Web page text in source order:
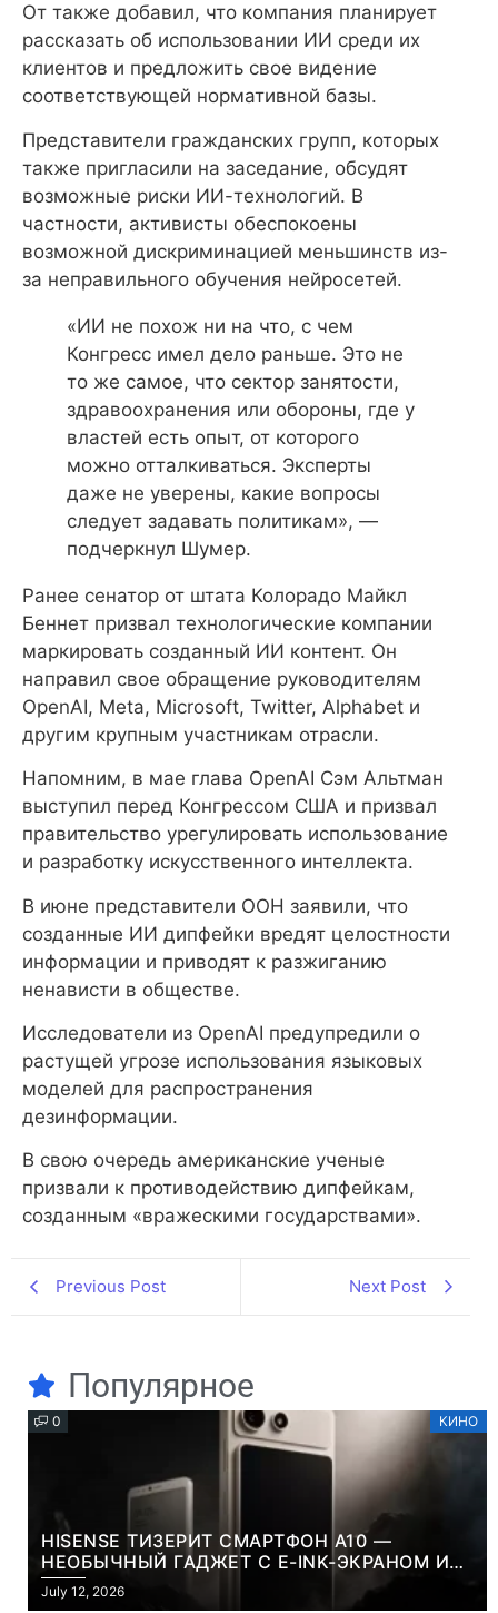
От также добавил, что компания планирует
рассказать об использовании ИИ среди их
клиентов и предложить свое видение
соответствующей нормативной базы.
Представители гражданских групп, которых
также пригласили на заседание, обсудят
возможные риски ИИ-технологий. В
частности, активисты обеспокоены
возможной дискриминацией меньшинств из-
за неправильного обучения нейросетей.
«ИИ не похож ни на что, с чем
Конгресс имел дело раньше. Это не
то же самое, что сектор занятости,
здравоохранения или обороны, где у
властей есть опыт, от которого
можно отталкиваться. Эксперты
даже не уверены, какие вопросы
следует задавать политикам», —
подчеркнул Шумер.
Ранее сенатор от штата Колорадо Майкл
Беннет призвал технологические компании
маркировать созданный ИИ контент. Он
направил свое обращение руководителям
OpenAI, Meta, Microsoft, Twitter, Alphabet и
другим крупным участникам отрасли.
Напомним, в мае глава OpenAI Сэм Альтман
выступил перед Конгрессом США и призвал
правительство урегулировать использование
и разработку искусственного интеллекта.
В июне представители ООН заявили, что
созданные ИИ дипфейки вредят целостности
информации и приводят к разжиганию
ненависти в обществе.
Исследователи из OpenAI предупредили о
растущей угрозе использования языковых
моделей для распространения
дезинформации.
В свою очередь американские ученые
призвали к противодействию дипфейкам,
созданным «вражескими государствами».
Previous Post Next Post
Популярное
0 КИНО
HISENSE ТИЗЕРИТ СМАРТФОН A10 —
НЕОБЫЧНЫЙ ГАДЖЕТ С E-INK-ЭКРАНОМ И
СЪЕМНОЙ LCD-ПАНЕЛЬЮ ДЛЯ ЦВЕТНОГО
КОНТЕНТА И СОЦСЕТЕЙ
July 12, 2026